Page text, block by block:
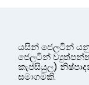
යසින් ජෙලටින්
ජෙලටින්
කැප්සියුල)
සමාගමකි.